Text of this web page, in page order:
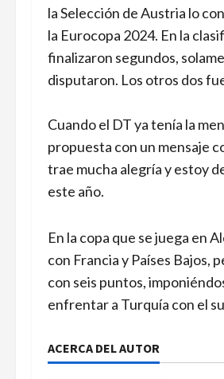
la Selección de Austria lo
la Eurocopa 2024. En la
finalizaron segundos,
disputaron. Los otros dos
Cuando el DT ya tenía la
propuesta con un mensaje
trae mucha alegría y estoy
este año.
En la copa que se juega en
con Francia y Países Bajos,
con seis puntos,
enfrentar a Turquía con el
ACERCA DEL AUTOR